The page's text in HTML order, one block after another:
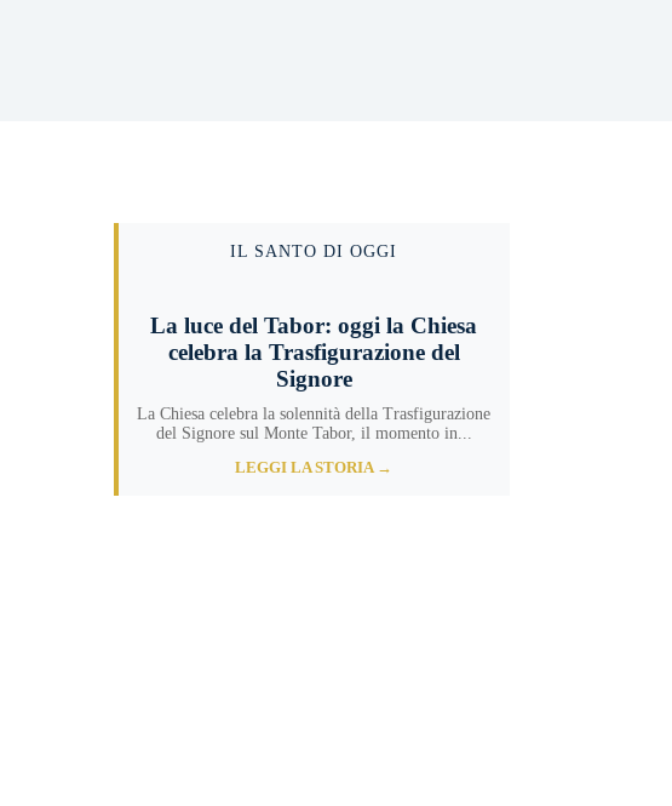
IL SANTO DI OGGI
La luce del Tabor: oggi la Chiesa
celebra la Trasfigurazione del
Signore
La Chiesa celebra la solennità della Trasfigurazione
del Signore sul Monte Tabor, il momento in...
LEGGI LA STORIA →